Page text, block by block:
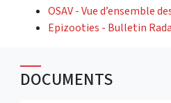
OSAV - Vue d’ensemble
Epizooties - Bulletin
DOCUMENTS